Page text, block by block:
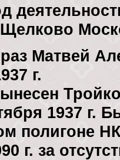
Щелково
Матвей
г.
1937 г.
полигоне
г. за